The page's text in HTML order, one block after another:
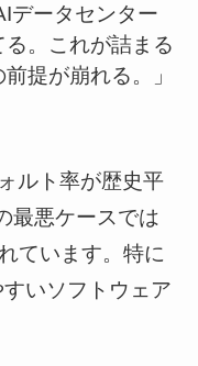
データセンター
。これが詰まる
提が崩れる。」
ルト率が歴史平
最悪ケースでは
ています。特に
いソフトウェア